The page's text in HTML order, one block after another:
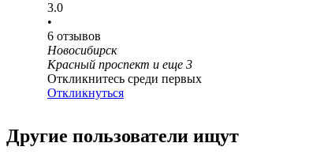
3.0
•
6 отзывов
Новосибирск
Красный проспект и еще 3
Откликнитесь среди первых
Откликнуться
Другие пользователи ищут